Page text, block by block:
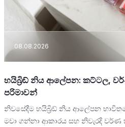
08.08.2026
හයිබ්‍රිඩ් නිය ආලේපන: කට්ටල,
පරිමාවන්
නිවසේදීම හයිබ්‍රිඩ් නිය ආලේපන
මවා ගන්නා ආකාරය සහ නිවැරදි